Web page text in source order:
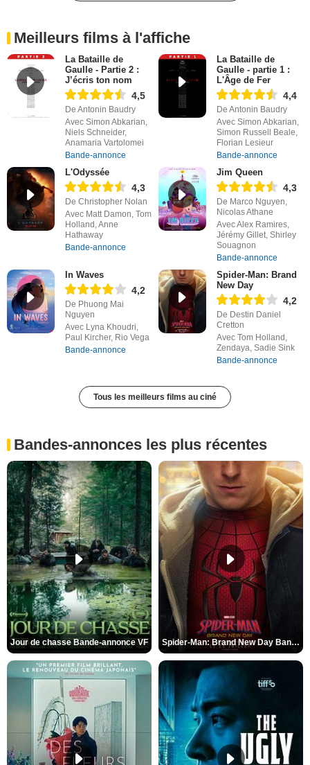
Meilleurs films à l'affiche
La Bataille de
Gaulle - Partie 2 :
J’écris ton nom
4,5
De Antonin Baudry
Avec Simon Abkarian,
Niels Schneider,
Anamaria Vartolomei
Bande-annonce
La Bataille de
Gaulle - partie 1 :
L'Âge de Fer
4,4
De Antonin Baudry
Avec Simon Abkarian,
Simon Russell Beale,
Florian Lesieur
Bande-annonce
L'Odyssée
4,3
De Christopher Nolan
Avec Matt Damon, Tom
Holland, Anne
Hathaway
Bande-annonce
Jim Queen
4,3
De Marco Nguyen,
Nicolas Athane
Avec Alex Ramires,
Jérémy Gillet, Shirley
Souagnon
Bande-annonce
In Waves
4,2
De Phuong Mai
Nguyen
Avec Lyna Khoudri,
Paul Kircher, Rio Vega
Bande-annonce
Spider-Man: Brand
New Day
4,2
De Destin Daniel
Cretton
Avec Tom Holland,
Zendaya, Sadie Sink
Bande-annonce
Tous les meilleurs films au ciné
Bandes-annonces les plus récentes
Jour de chasse Bande-annonce VF Spider-Man: Brand New Day Bande-annonce (3) VO STFR